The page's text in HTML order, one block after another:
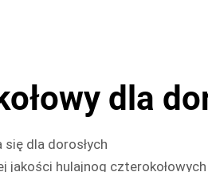
dla
dla dorosłych
hulajnog